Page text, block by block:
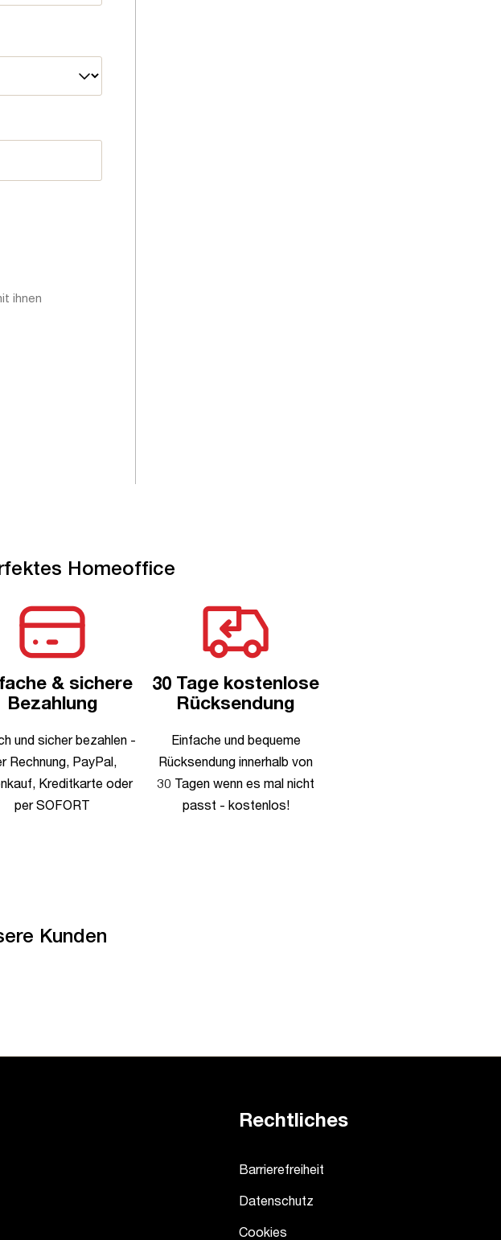
ihnen
Homeoffice
& sichere
Bezahlung
und sicher bezahlen -
Rechnung, PayPal,
Kreditkarte oder
per SOFORT
30 Tage kostenlose
Rücksendung
Einfache und bequeme
Rücksendung innerhalb von
30 Tagen wenn es mal nicht
passt - kostenlos!
Kunden
Rechtliches
Barrierefreiheit
Datenschutz
Cookies